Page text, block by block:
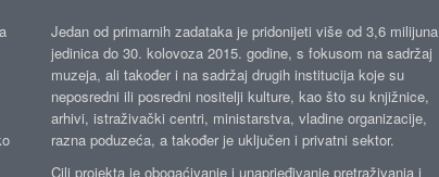
Jedan od primarnih zadataka je pridonijeti više od 3,6 milijuna
jedinica do 30. kolovoza 2015. godine, s fokusom na sadržaj
muzeja, ali također i na sadržaj drugih institucija koje su
neposredni ili posredni nositelji kulture, kao što su knjižnice,
arhivi, istraživački centri, ministarstva, vladine organizacije,
razna poduzeća, a također je uključen i privatni sektor.
Cilj projekta je obogaćivanje i unaprjeđivanje pretraživanja i